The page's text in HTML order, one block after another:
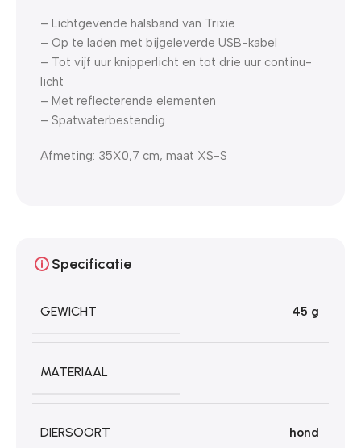
– Lichtgevende halsband van Trixie
– Op te laden met bijgeleverde USB-kabel
– Tot vijf uur knipperlicht en tot drie uur continu-
licht
– Met reflecterende elementen
– Spatwaterbestendig
Afmeting: 35X0,7 cm, maat XS-S
Specificatie
GEWICHT 45 g
MATERIAAL
DIERSOORT hond